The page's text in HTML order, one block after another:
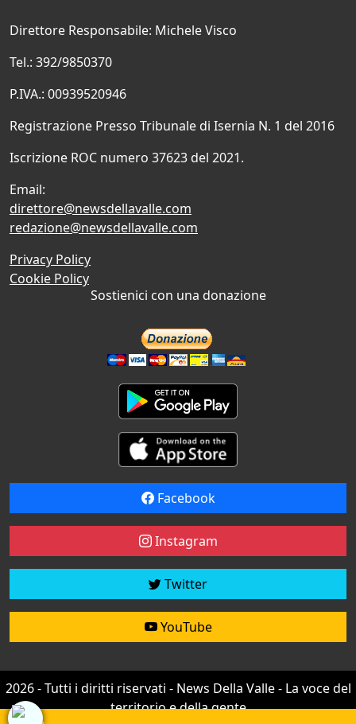
Direttore Responsabile: Michele Visco
Tel.: 392/9850370
P.IVA.: 00939520946
Registrazione Presso Tribunale di Isernia N. 1 del 2016
Iscrizione ROC numero 37623 del 2021.
Email:
direttore@newsdellavalle.com
redazione@newsdellavalle.com
Privacy Policy
Cookie Policy
Sostienici con una donazione
Facebook
Instagram
Twitter
YouTube
2026 - Tutti i diritti riservati - News Della Valle - La voce del
territorio e della gente